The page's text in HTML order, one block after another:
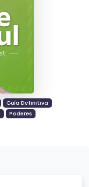
Guía Definitiva
Poderes